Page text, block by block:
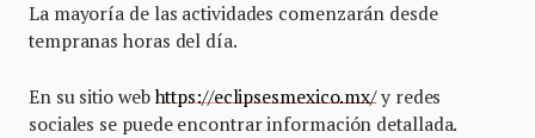
La mayoría de las actividades comenzarán desde
tempranas horas del día.
En su sitio web https://eclipsesmexico.mx/y redes
sociales se puede encontrar información detallada.